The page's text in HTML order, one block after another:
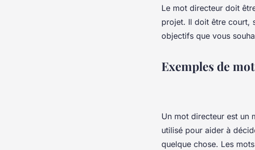
Le mot directeur doit
projet. Il doit être court,
objectifs que vous
Exemples de
Un mot directeur est un
utilisé pour aider à
quelque chose. Les